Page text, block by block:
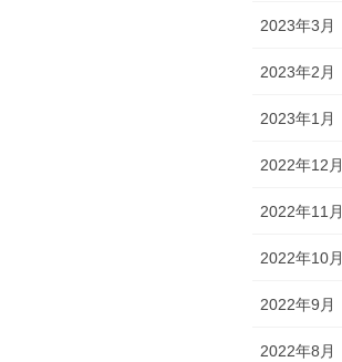
2023年3月
2023年2月
2023年1月
2022年12月
2022年11月
2022年10月
2022年9月
2022年8月